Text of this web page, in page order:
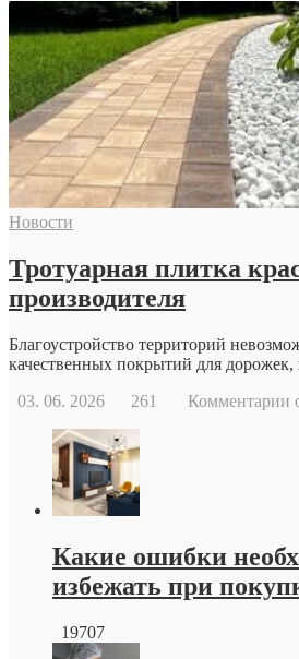
к
и
Новости
Тротуарная плитка
производителя
Благоустройство территорий
качественных покрытий для
03. 06. 2026
261 Комментарии к
Какие ошибки
избежать при
19707